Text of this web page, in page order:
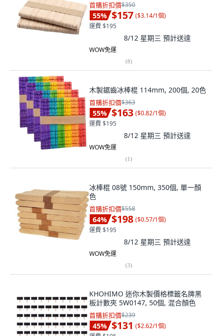
首購折扣價$350
55% $157 ($3.14/1個)
運費 $195
8/12 星期三 預計送達
WOW免運
(8)
木製鋸齒冰棒棍 114mm, 200個, 20色
首購折扣價$363
55% $163 ($0.82/1個)
運費 $195
8/12 星期三 預計送達
WOW免運
(1)
冰棒棍 08號 150mm, 350個, 單一顏
色
首購折扣價$558
64% $198 ($0.57/1個)
運費 $195
8/12 星期三 預計送達
WOW免運
(3)
KHOHIMO 迷你木製價格標籤名牌黑
板計數夾 5W0147, 50個, 混合顏色
首購折扣價$239
45% $131 ($2.62/1個)